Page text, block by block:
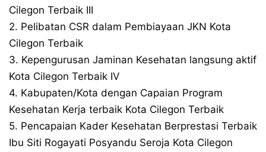
Cilegon Terbaik III
2. Pelibatan CSR dalam Pembiayaan JKN Kota
Cilegon Terbaik
3. Kepengurusan Jaminan Kesehatan langsung aktif
Kota Cilegon Terbaik IV
4. Kabupaten/Kota dengan Capaian Program
Kesehatan Kerja terbaik Kota Cilegon Terbaik
5. Pencapaian Kader Kesehatan Berprestasi Terbaik
Ibu Siti Rogayati Posyandu Seroja Kota Cilegon